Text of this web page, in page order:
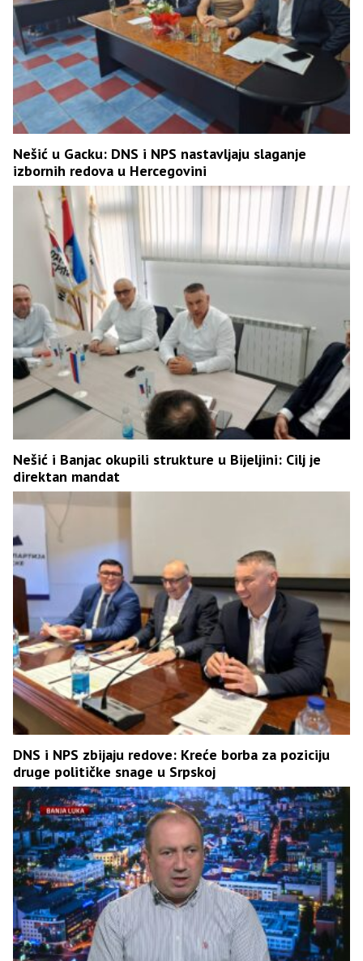
Nešić u Gacku: DNS i NPS nastavljaju slaganje
izbornih redova u Hercegovini
Nešić i Banjac okupili strukture u Bijeljini: Cilj je
direktan mandat
DNS i NPS zbijaju redove: Kreće borba za poziciju
druge političke snage u Srpskoj